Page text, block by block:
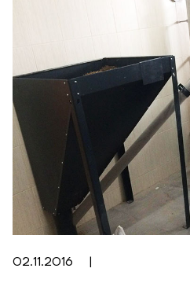
02.11.2016 |